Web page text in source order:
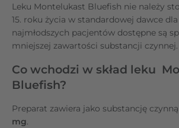
Leku Montelukast Bluefish nie należy
15. roku życia w standardowej dawce
najmłodszych pacjentów dostępne są
mniejszej zawartości substancji czynnej.
Co wchodzi w skład leku
Bluefish?
Preparat zawiera jako substancję czynną
mg.